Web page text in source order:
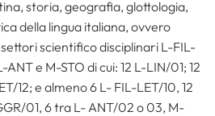
storia, geografia, glottologia,
della lingua italiana, ovvero
scientifico disciplinari L-FIL-
e M-STO di cui: 12 L-LIN/01; 12
12; e almeno 6 L- FIL-LET/10, 12
01, 6 tra L- ANT/02 o 03, M-